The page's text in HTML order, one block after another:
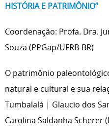
HISTÓRIA E PATRIMÔNIO”
Coordenação: Profa. Dra.
Souza (PPGap/UFRB-BR)
O patrimônio
natural e cultural e sua
Tumbalalá | Glaucio dos
Carolina Saldanha Scherer